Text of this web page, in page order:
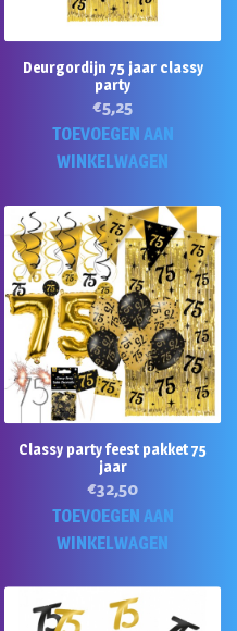
Deurgordijn 75 jaar classy
party
€5,25
TOEVOEGEN AAN
WINKELWAGEN
Classy party feest pakket 75
jaar
€32,50
TOEVOEGEN AAN
WINKELWAGEN